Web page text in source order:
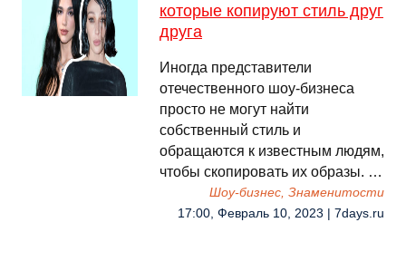
которые копируют стиль друг
друга
Иногда представители
отечественного шоу-бизнеса
просто не могут найти
собственный стиль и
обращаются к известным людям,
чтобы скопировать их образы. …
Шоу-бизнес, Знаменитости
17:00, Февраль 10, 2023 | 7days.ru